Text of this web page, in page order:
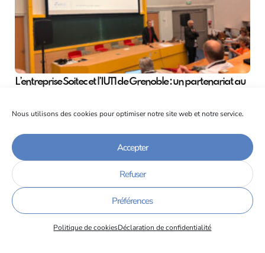
Nous utilisons des cookies pour optimiser notre site web et notre service.
Accepter
Refuser
Préférences
Politique de cookiesDéclaration de confidentialité
L’entreprise Soitec et l’IUT1 de Grenoble : un partenariat au